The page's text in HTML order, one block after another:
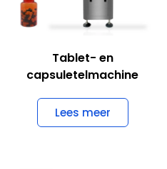
Tablet- en
capsuletelmachine
Lees meer